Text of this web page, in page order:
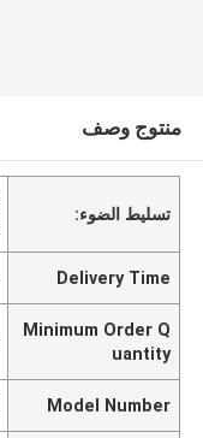
منتوج وصف
تسليط الضوء:
Delivery Time
Minimum Order Q
uantity
Model Number